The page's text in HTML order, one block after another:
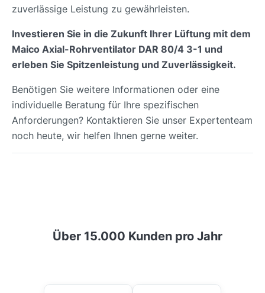
zuverlässige Leistung zu gewährleisten.
Investieren Sie in die Zukunft Ihrer Lüftung mit dem
Maico Axial-Rohrventilator DAR 80/4 3-1 und
erleben Sie Spitzenleistung und Zuverlässigkeit.
Benötigen Sie weitere Informationen oder eine
individuelle Beratung für Ihre spezifischen
Anforderungen? Kontaktieren Sie unser Expertenteam
noch heute, wir helfen Ihnen gerne weiter.
Über 15.000 Kunden pro Jahr